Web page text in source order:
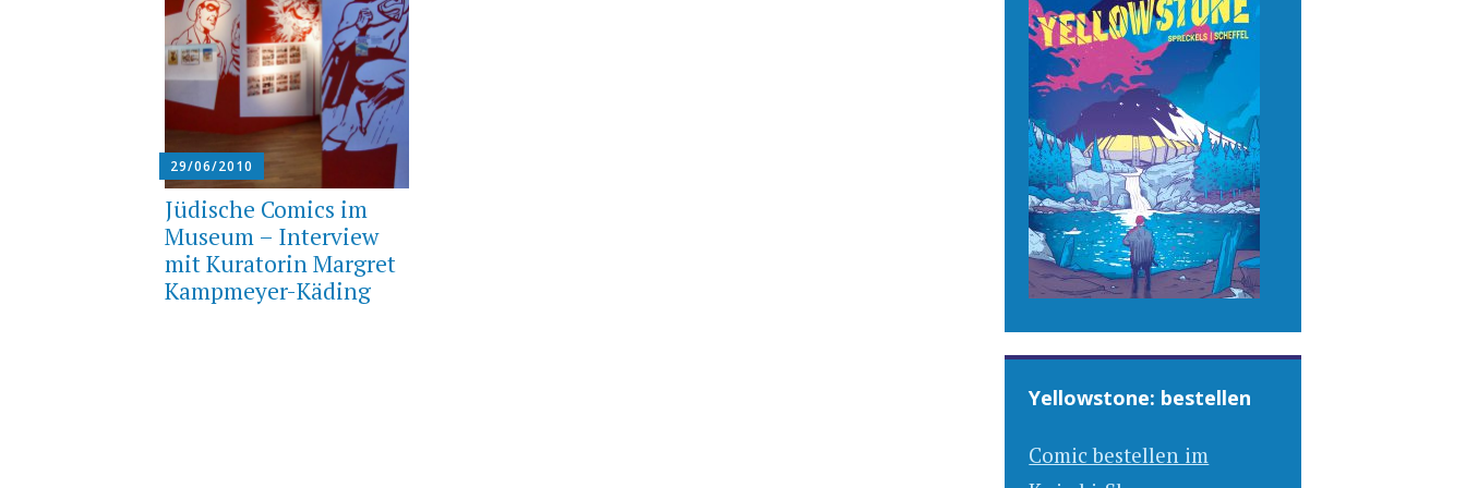
29/06/2010
Jüdische Comics im
Museum – Interview
mit Kuratorin Margret
Kampmeyer-Käding
Yellowstone: bestellen
Comic bestellen im